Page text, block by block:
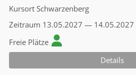
Kursort Schwarzenberg
Zeitraum 13.05.2027 — 14.05.2027
Freie Plätze
Details